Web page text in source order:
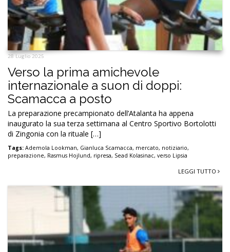
28 Luglio 2025
Verso la prima amichevole
internazionale a suon di doppi:
Scamacca a posto
La preparazione precampionato dell’Atalanta ha appena
inaugurato la sua terza settimana al Centro Sportivo Bortolotti
di Zingonia con la rituale […]
Tags: Ademola Lookman, Gianluca Scamacca, mercato, notiziario,
preparazione, Rasmus Hojlund, ripresa, Sead Kolasinac, verso Lipsia
LEGGI TUTTO